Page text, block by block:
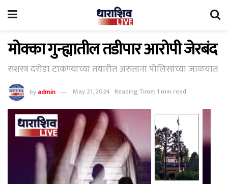
मोक्का गुन्ह्यातील तडीपार आरोपी जेरबंद
सशस्त्र दरोडा टाकण्याच्या तयारीत असताना पोलिसांच्या जाळयात
byadmin May 21, 2024 Reading Time: 1 min read